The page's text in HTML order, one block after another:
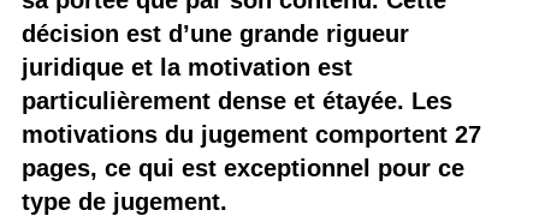
décision est d’une grande rigueur
juridique et la motivation est
particulièrement dense et étayée. Les
motivations du jugement comportent 27
pages, ce qui est exceptionnel pour ce
type de jugement.